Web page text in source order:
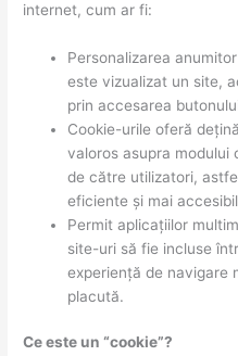
internet, cum ar fi:
Personalizarea
este vizualizat un site,
prin accesarea butonului
Cookie-urile oferă
valoros asupra modului
de către utilizatori,
eficiente și mai
Permit aplicațiilor
site-uri să fie incluse
experiență de navigare
placută.
Ce este un “cookie”?